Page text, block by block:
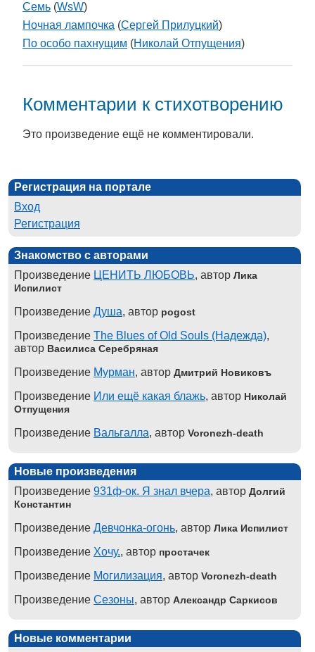
Семь (WsW)
Ночная лампочка (Сергей Прилуцкий)
По особо пахнущим (Николай Отпущения)
Комментарии к стихотворению
Это произведение ещё не комментировали.
Регистрация на портале
Вход
Регистрация
Знакомство с авторами
Произведение ЦЕНИТЬ ЛЮБОВЬ, автор Лика
Испилист
Произведение Душа, автор pogost
Произведение The Blues of Old Souls (Надежда),
автор Василиса Серебряная
Произведение Мурман, автор Дмитрий Новиковъ
Произведение Или ещё какая блажь, автор Николай
Отпущения
Произведение Вальгалла, автор Voronezh-death
Новые произведения
Произведение 931ф-ок. Я знал вчера, автор Долгий
Константин
Произведение Девчонка-огонь, автор Лика Испилист
Произведение Хочу., автор простачек
Произведение Могилизация, автор Voronezh-death
Произведение Сезоны, автор Александр Саркисов
Новые комментарии